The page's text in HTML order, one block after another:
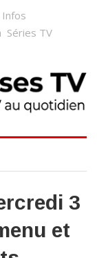
Infos
Séries TV
3
et